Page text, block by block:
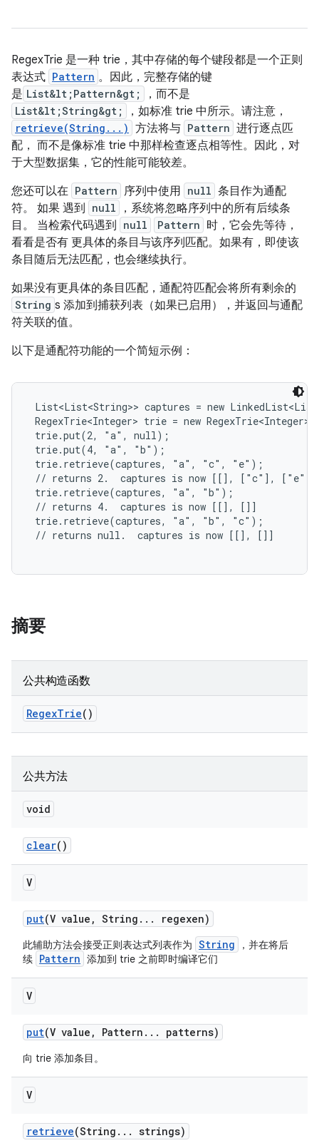
RegexTrie 是一种 trie，其中存储的每个键段都是一个正则
表达式 Pattern 。 因此，完整存储的键
是 List&lt;Pattern&gt; ，而不是
List&lt;String&gt; ，如标准 trie 中所示。请注意，
retrieve(String...) 方法将与 Pattern 进行逐点匹
配， 而不是像标准 trie 中那样检查逐点相等性。因此，对
于大型数据集，它的性能可能较差。
您还可以在 Pattern 序列中使用 null 条目作为通配
符。 如果 遇到
null
，系统将忽略序列中的所有后续条
目。 当检索代码遇到
null Pattern 时，它会先等待，
看看是否有 更具体的条目与该序列匹配。如果有，即使该
条目随后无法匹配，也会继续执行。
如果没有更具体的条目匹配，通配符匹配会将所有剩余的
String s 添加到捕获列表（如果已启用），并返回与通配
符关联的值。
以下是通配符功能的一个简短示例：
List<List<String>> captures = new
RegexTrie<Integer> trie = new
trie.put(2, "a", null);
trie.put(4, "a", "b");
trie.retrieve(captures, "a", "c", "e");
// returns 2.  captures is now [[], ["c"], ["e"]]
trie.retrieve(captures, "a", "b");
// returns 4.  captures is now [[], []]
trie.retrieve(captures, "a", "b", "c");
// returns null.  captures is now [[], []]
摘要
公共构造函数
RegexTrie()
公共方法
void
clear()
V
put(V value , String . . . regexen)
此辅助方法会接受正则表达式列表作为 String
，并在将后
续 Pattern 添加到 trie 之前即时编译它们
V
put(V value , Pattern . . . patterns)
向 trie 添加条目。
V
retrieve(String . . . strings)